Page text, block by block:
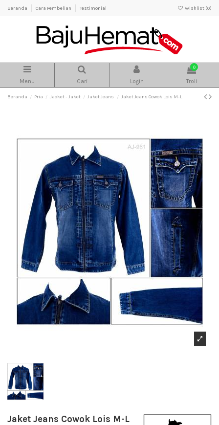
Beranda Cara Pembelian Testimonial Wishlist (0)
Menu Cari Login
0
Troli
Beranda Pria Jacket - Jaket Jaket Jeans Jaket Jeans Cowok Lois M-L
Jaket Jeans Cowok Lois M-L